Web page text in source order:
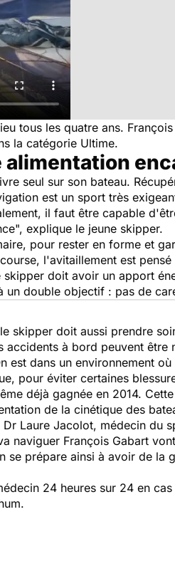
tous les quatre ans.
la catégorie Ultime.
seul sur son bateau.
est un sport très
il faut être capable
", explique le jeune skipper.
pour rester en forme et
l'avitaillement est
doit avoir un apport
double objectif : pas de
skipper doit aussi prendre
à bord peuvent
est dans un environnement
pour éviter certaines
déjà gagnée en 2014.
de la cinétique des
Dr Laure Jacolot, médecin du
naviguer François Gabart
se prépare ainsi à avoir de la
24 heures sur 24 en